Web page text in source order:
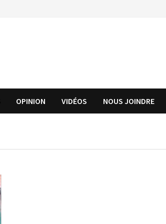
OPINION VIDÉOS NOUS JOINDRE